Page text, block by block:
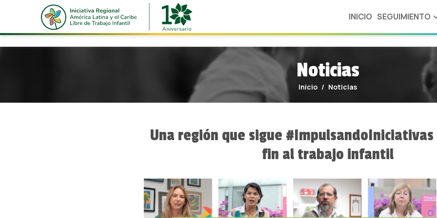
https://iniciativa2025alc.org/storage/app/uploads/public/686/d3c/6da/686d3c6da01b4569996585.png
INICIO SEGUIMIENTO
OBSERVANDO
DE TRABAJO
INFANTIL
Noticias
Inicio Noticias
Una región que sigue
fin al trabajo infantil